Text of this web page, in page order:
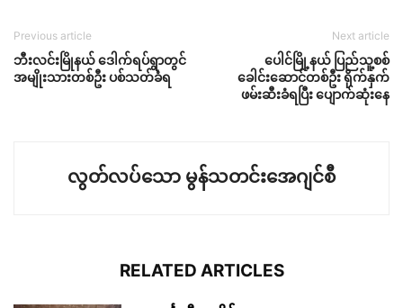
Previous article
ဘီးလင်းမြိုနယ် ဒေါက်ရပ်ရွာတွင်
အမျိုးသားတစ်ဦး ပစ်သတ်ခံရ
Next article
ပေါင်မြို့နယ် ပြည်သူ့စစ်
ခေါင်းဆောင်တစ်ဦး ရိုက်နှက်
ဖမ်းဆီးခံရပြီး ပျောက်ဆုံးနေ
လွတ်လပ်သော မွန်သတင်းအေဂျင်စီ
RELATED ARTICLES